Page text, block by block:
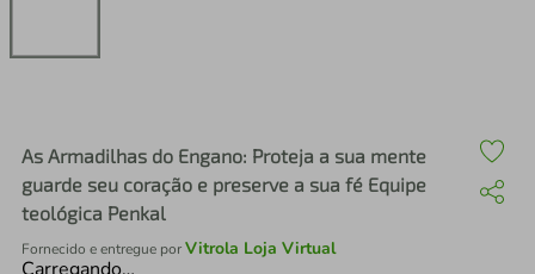
As Armadilhas do Engano: Proteja a sua mente
guarde seu coração e preserve a sua fé Equipe
teológica Penkal
Fornecido e entregue porVitrola Loja Virtual